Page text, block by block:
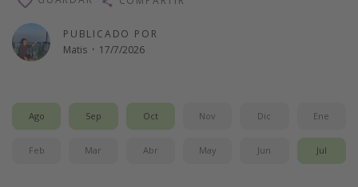
Viajes para singles
Más temas
Trabajar en el extranjero
PUBLICADO POR
Matis · 17/7/2026
Ago Sep Oct Nov Dic Ene
Feb Mar Abr May Jun Jul